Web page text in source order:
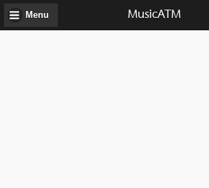
Menu MusicATM